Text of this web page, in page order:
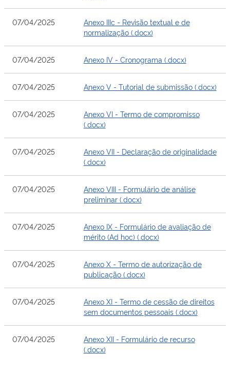
07/04/2025
Anexo IIIc - Revisão textual e de
normalização (.docx)
07/04/2025 Anexo IV - Cronograma (.docx)
07/04/2025 Anexo V - Tutorial de submissão (.docx)
07/04/2025
Anexo VI - Termo de compromisso
(.docx)
07/04/2025
Anexo VII - Declaração de originalidade
(.docx)
07/04/2025
Anexo VIII - Formulário de análise
preliminar (.docx)
07/04/2025
Anexo IX - Formulário de avaliação de
mérito (Ad hoc) (.docx)
07/04/2025
Anexo X - Termo de autorização de
publicação (.docx)
07/04/2025
Anexo XI - Termo de cessão de direitos
sem documentos pessoais (.docx)
07/04/2025
Anexo XII - Formulário de recurso
(.docx)